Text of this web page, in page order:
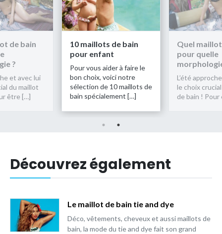
de bain
?
et avec lui
du maillot
être […]
10 maillots de bain
pour enfant
Pour vous aider à faire le
bon choix, voici notre
sélection de 10 maillots de
bain spécialement […]
Quel
pour quelle
L’été
le choix
de bain !
Découvrez également
Le maillot de bain tie and dye
Déco, vêtements, cheveux et aussi maillots de
bain, la mode du tie and dye fait son grand